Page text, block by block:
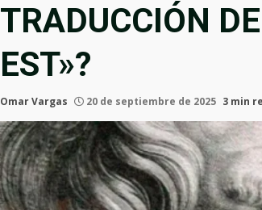
TRADUCCIÓN
EST»?
Omar Vargas 20 de septiembre de 2025 3 min